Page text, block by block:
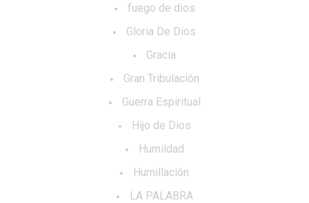
fuego de dios
Gloria De Dios
Gracia
Gran Tribulación
Guerra Espiritual
Hijo de Dios
Humildad
Humillación
LA PALABRA